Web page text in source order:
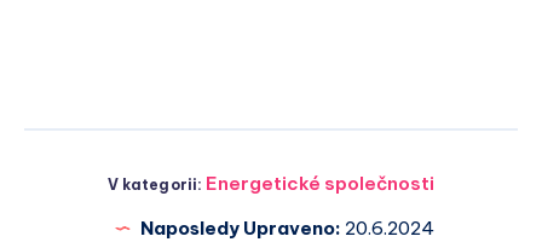
V kategorii: Energetické společnosti
Naposledy Upraveno: 20.6.2024